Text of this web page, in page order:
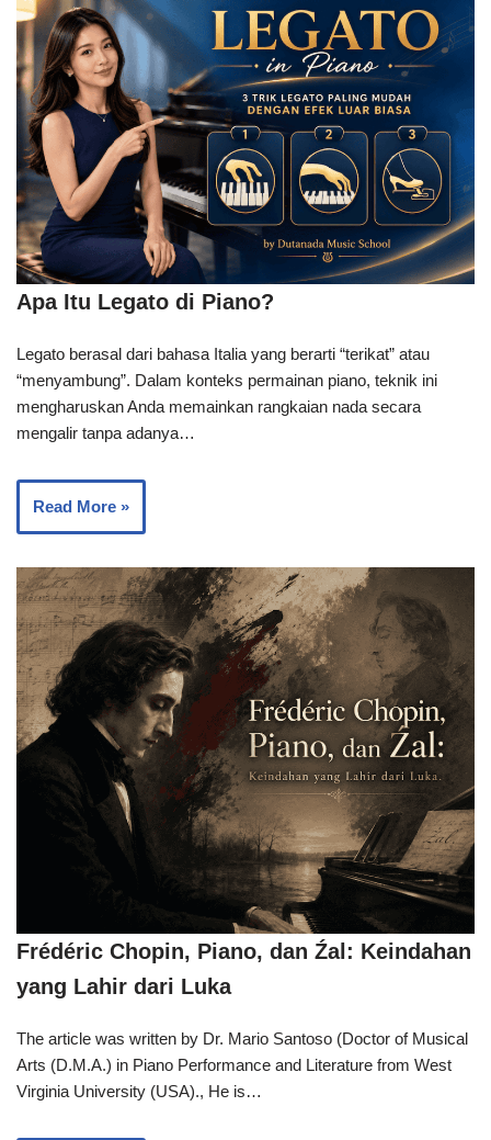
Apa Itu Legato di Piano?
Legato berasal dari bahasa Italia yang berarti “terikat” atau
“menyambung”. Dalam konteks permainan piano, teknik ini
mengharuskan Anda memainkan rangkaian nada secara
mengalir tanpa adanya…
Read More »
Frédéric Chopin, Piano, dan Źal: Keindahan
yang Lahir dari Luka
The article was written by Dr. Mario Santoso (Doctor of Musical
Arts (D.M.A.) in Piano Performance and Literature from West
Virginia University (USA)., He is…